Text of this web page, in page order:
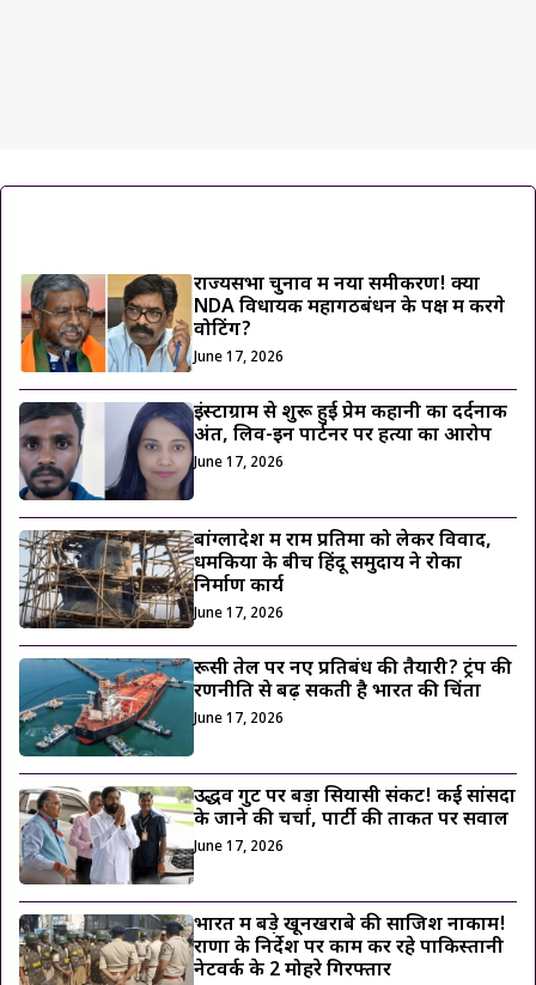
राज्यसभा चुनाव में नया समीकरण! क्या
NDA विधायक महागठबंधन के पक्ष में करेंगे
वोटिंग?
June 17, 2026
इंस्टाग्राम से शुरू हुई प्रेम कहानी का दर्दनाक
अंत, लिव-इन पार्टनर पर हत्या का आरोप
June 17, 2026
बांग्लादेश में राम प्रतिमा को लेकर विवाद,
धमकियों के बीच हिंदू समुदाय ने रोका
निर्माण कार्य
June 17, 2026
रूसी तेल पर नए प्रतिबंध की तैयारी? ट्रंप की
रणनीति से बढ़ सकती है भारत की चिंता
June 17, 2026
उद्धव गुट पर बड़ा सियासी संकट! कई सांसदों
के जाने की चर्चा, पार्टी की ताकत पर सवाल
June 17, 2026
भारत में बड़े खूनखराबे की साजिश नाकाम!
राणा के निर्देश पर काम कर रहे पाकिस्तानी
नेटवर्क के 2 मोहरे गिरफ्तार